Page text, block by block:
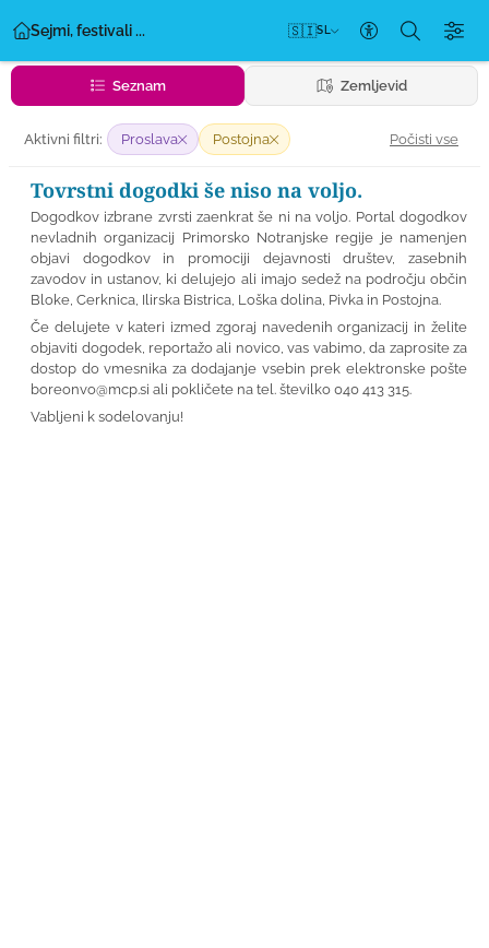
Sejmi, festivali ... 🇸🇮SL
Nastavitve
Seznam Zemljevid
Aktivni filtri: Proslava Postojna Počisti vse
Tovrstni dogodki še niso na voljo.
Dogodkov izbrane zvrsti zaenkrat še ni na voljo. Portal dogodkov
nevladnih organizacij Primorsko Notranjske regije je namenjen
objavi dogodkov in promociji dejavnosti društev, zasebnih
zavodov in ustanov, ki delujejo ali imajo sedež na področju občin
Bloke, Cerknica, Ilirska Bistrica, Loška dolina, Pivka in Postojna.
Če delujete v kateri izmed zgoraj navedenih organizacij in želite
objaviti dogodek, reportažo ali novico, vas vabimo, da zaprosite za
dostop do vmesnika za dodajanje vsebin prek elektronske pošte
boreonvo@mcp.si ali pokličete na tel. številko 040 413 315.
Vabljeni k sodelovanju!